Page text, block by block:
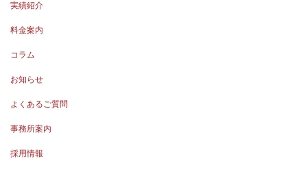
実績紹介
料金案内
コラム
お知らせ
よくあるご質問
事務所案内
採用情報